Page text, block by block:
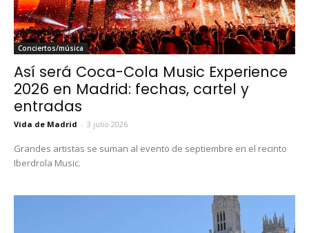
Conciertos/música
Así será Coca-Cola Music Experience
2026 en Madrid: fechas, cartel y
entradas
Vida de Madrid - 3 julio 2026
Grandes artistas se suman al evento de septiembre en el recinto
Iberdrola Music.